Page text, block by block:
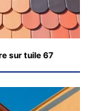
sur tuile 67